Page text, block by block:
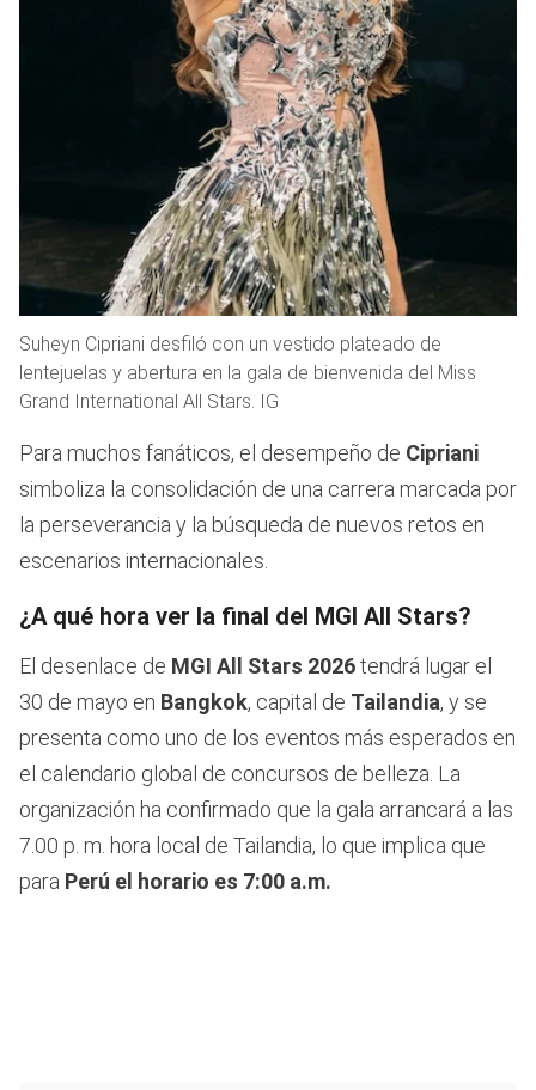
Suheyn Cipriani desfiló con un vestido plateado de
lentejuelas y abertura en la gala de bienvenida del Miss
Grand International All Stars. IG
Para muchos fanáticos, el desempeño de Cipriani
simboliza la consolidación de una carrera marcada por
la perseverancia y la búsqueda de nuevos retos en
escenarios internacionales.
¿A qué hora ver la final del MGI All Stars?
El desenlace de MGI All Stars 2026tendrá lugar el
30 de mayo en Bangkok, capital de Tailandia, y se
presenta como uno de los eventos más esperados en
el calendario global de concursos de belleza. La
organización ha confirmado que la gala arrancará a las
7.00 p. m. hora local de Tailandia, lo que implica que
para Perú el horario es 7:00 a.m.